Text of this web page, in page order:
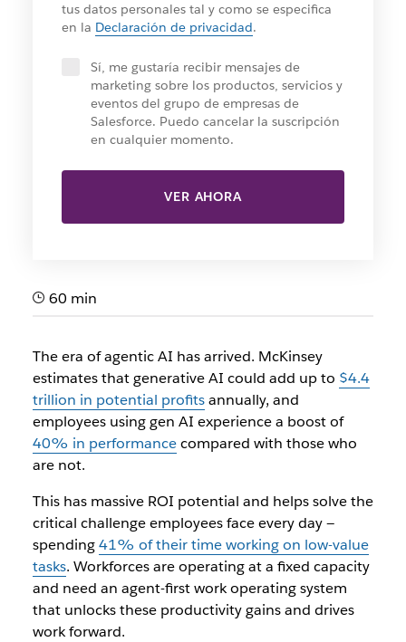
tus datos personales tal y como se especifica
en la Declaración de privacidad.
Sí, me gustaría recibir mensajes de
marketing sobre los productos, servicios y
eventos del grupo de empresas de
Salesforce. Puedo cancelar la suscripción
en cualquier momento.
VER AHORA
60 min
The era of agentic AI has arrived. McKinsey
estimates that generative AI could add up to $4.4
trillion in potential profitsannually, and
employees using gen AI experience a boost of
40% in performancecompared with those who
are not.
This has massive ROI potential and helps solve the
critical challenge employees face every day —
spending41% of their time working on low-value
tasks. Workforces are operating at a fixed capacity
and need an agent-first work operating system
that unlocks these productivity gains and drives
work forward.